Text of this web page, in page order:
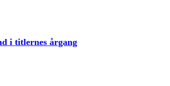
i titlernes årgang